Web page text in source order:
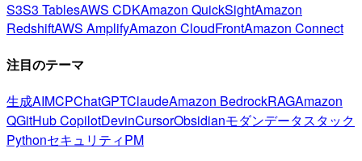
S3S3 TablesAWS CDKAmazon QuickSightAmazon
RedshiftAWS AmplifyAmazon CloudFrontAmazon Connect
注目のテーマ
生成AIMCPChatGPTClaudeAmazon BedrockRAGAmazon
QGitHub CopilotDevinCursorObsidianモダンデータスタック
PythonセキュリティPM